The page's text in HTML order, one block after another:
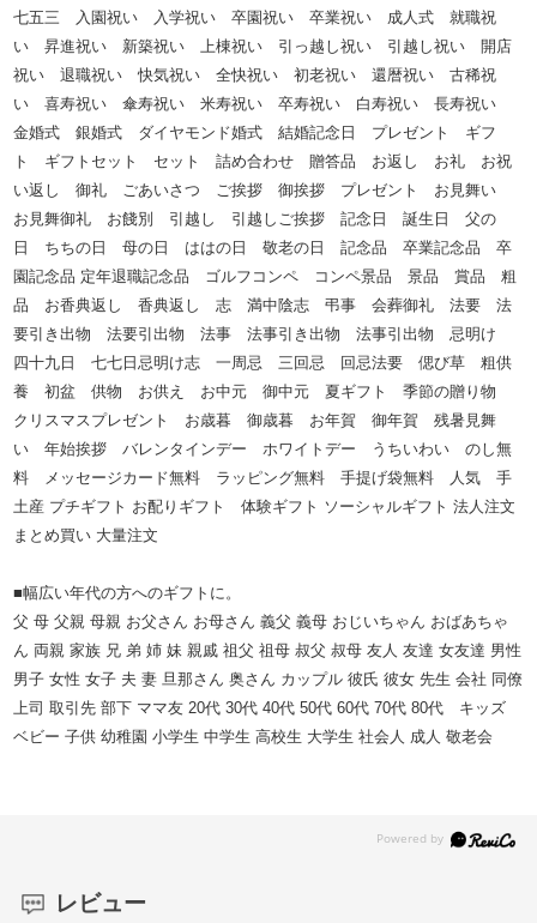
七五三 入園祝い 入学祝い 卒園祝い 卒業祝い 成人式 就職祝
い 昇進祝い 新築祝い 上棟祝い 引っ越し祝い 引越し祝い 開店
祝い 退職祝い 快気祝い 全快祝い 初老祝い 還暦祝い 古稀祝
い 喜寿祝い 傘寿祝い 米寿祝い 卒寿祝い 白寿祝い 長寿祝い
金婚式 銀婚式 ダイヤモンド婚式 結婚記念日 プレゼント ギフ
ト ギフトセット セット 詰め合わせ 贈答品 お返し お礼 お祝
い返し 御礼 ごあいさつ ご挨拶 御挨拶 プレゼント お見舞い
お見舞御礼 お餞別 引越し 引越しご挨拶 記念日 誕生日 父の
日 ちちの日 母の日 ははの日 敬老の日 記念品 卒業記念品 卒
園記念品 定年退職記念品 ゴルフコンペ コンペ景品 景品 賞品 粗
品 お香典返し 香典返し 志 満中陰志 弔事 会葬御礼 法要 法
要引き出物 法要引出物 法事 法事引き出物 法事引出物 忌明け
四十九日 七七日忌明け志 一周忌 三回忌 回忌法要 偲び草 粗供
養 初盆 供物 お供え お中元 御中元 夏ギフト 季節の贈り物
クリスマスプレゼント お歳暮 御歳暮 お年賀 御年賀 残暑見舞
い 年始挨拶 バレンタインデー ホワイトデー うちいわい のし無
料 メッセージカード無料 ラッピング無料 手提げ袋無料 人気 手
土産 プチギフト お配りギフト 体験ギフト ソーシャルギフト 法人注文
まとめ買い 大量注文
■幅広い年代の方へのギフトに。
父 母 父親 母親 お父さん お母さん 義父 義母 おじいちゃん おばあちゃ
ん 両親 家族 兄 弟 姉 妹 親戚 祖父 祖母 叔父 叔母 友人 友達 女友達 男性
男子 女性 女子 夫 妻 旦那さん 奥さん カップル 彼氏 彼女 先生 会社 同僚
上司 取引先 部下 ママ友 20代 30代 40代 50代 60代 70代 80代 キッズ
ベビー 子供 幼稚園 小学生 中学生 高校生 大学生 社会人 成人 敬老会
レビュー